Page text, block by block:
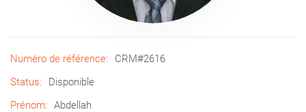
Numéro de référence:
CRM#2616
Status:
Disponible
Prénom:
Abdellah